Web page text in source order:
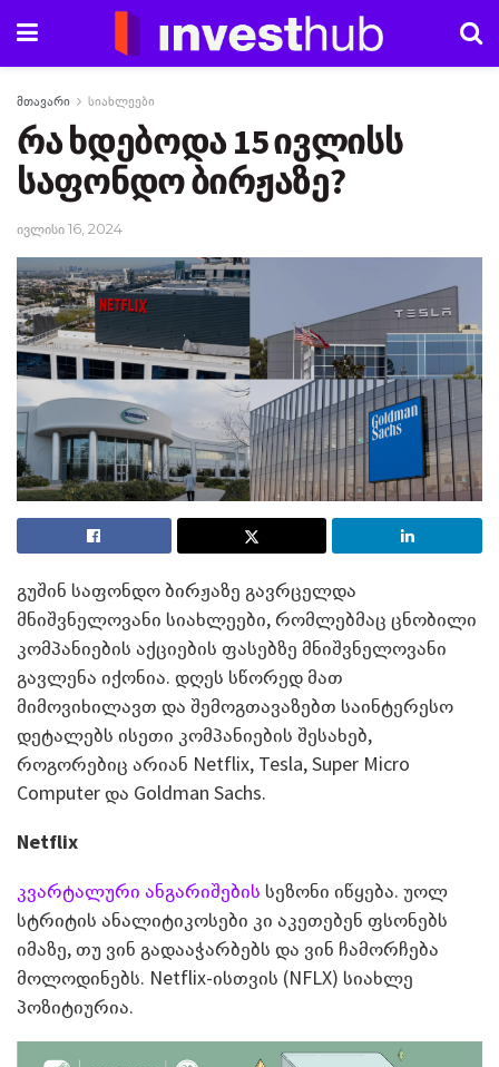
მთავარი სიახლეები
რა ხდებოდა 15 ივლისს
საფონდო ბირჟაზე?
ივლისი 16, 2024
გუშინ საფონდო ბირჟაზე გავრცელდა
მნიშვნელოვანი სიახლეები, რომლებმაც ცნობილი
კომპანიების აქციების ფასებზე მნიშვნელოვანი
გავლენა იქონია. დღეს სწორედ მათ
მიმოვიხილავთ და შემოგთავაზებთ საინტერესო
დეტალებს ისეთი კომპანიების შესახებ,
როგორებიც არიან Netflix, Tesla, Super Micro
Computer და Goldman Sachs.
Netflix
კვარტალური ანგარიშების სეზონი იწყება. უოლ
სტრიტის ანალიტიკოსები კი აკეთებენ ფსონებს
იმაზე, თუ ვინ გადააჭარბებს და ვინ ჩამორჩება
მოლოდინებს. Netflix-ისთვის (NFLX) სიახლე
პოზიტიურია.